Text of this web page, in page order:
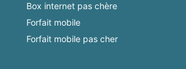
Box internet pas chère
Forfait mobile
Forfait mobile pas cher